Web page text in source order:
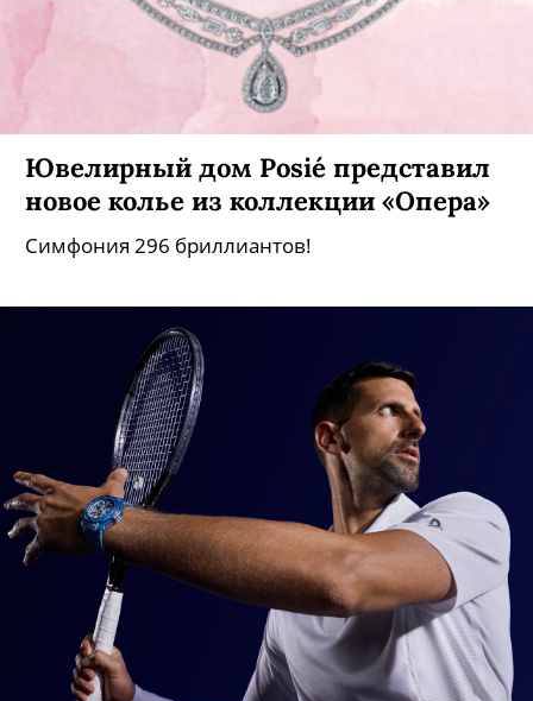
Ювелирный дом Posié представил
новое колье из коллекции «Опера»
Симфония 296 бриллиантов!